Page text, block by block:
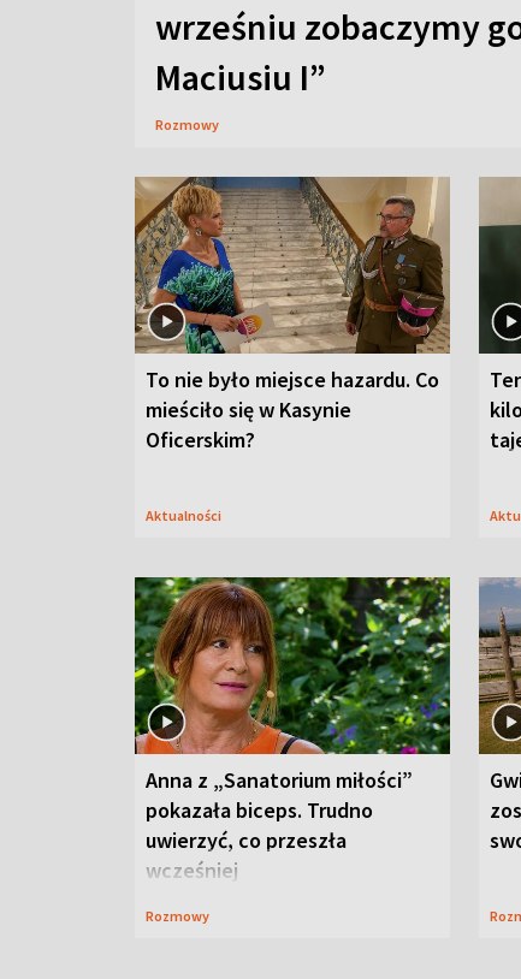
wrześniu zobaczymy
Maciusiu I”
Rozmowy
To nie było miejsce hazardu. Co
mieściło się w Kasynie
Oficerskim?
Aktualności
Anna z „Sanatorium miłości”
pokazała biceps. Trudno
uwierzyć, co przeszła
wcześniej
Rozmowy